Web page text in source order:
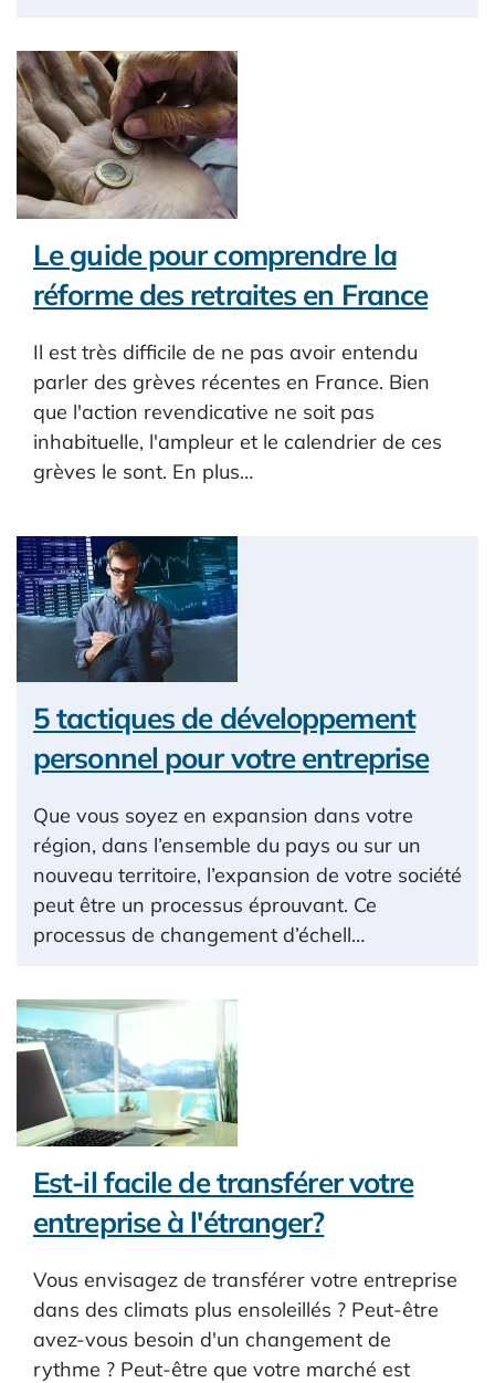
Le guide pour comprendre la
réforme des retraites en France
Il est très difficile de ne pas avoir entendu
parler des grèves récentes en France. Bien
que l'action revendicative ne soit pas
inhabituelle, l'ampleur et le calendrier de ces
grèves le sont. En plus…
5 tactiques de développement
personnel pour votre entreprise
Que vous soyez en expansion dans votre
région, dans l’ensemble du pays ou sur un
nouveau territoire, l’expansion de votre société
peut être un processus éprouvant. Ce
processus de changement d’échell…
Est-il facile de transférer votre
entreprise à l'étranger?
Vous envisagez de transférer votre entreprise
dans des climats plus ensoleillés ? Peut-être
avez-vous besoin d'un changement de
rythme ? Peut-être que votre marché est